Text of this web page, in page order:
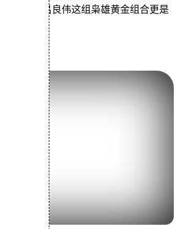
郑则仕和吕良伟这组枭雄黄金组合更是